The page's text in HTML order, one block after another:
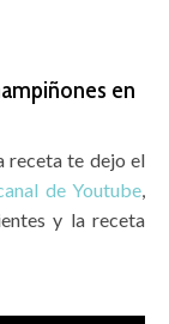
en
receta te dejo el
de Youtube,
y la receta